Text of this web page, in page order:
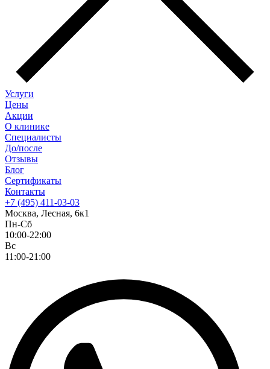
Услуги
Цены
Акции
О клинике
Специалисты
До/после
Отзывы
Блог
Сертификаты
Контакты
+7 (495) 411-03-03
Москва, Лесная, 6к1
Пн-Сб
10:00-22:00
Вс
11:00-21:00